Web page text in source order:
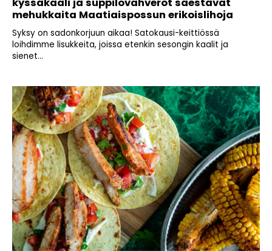
kyssäkaali ja suppilovahverot säestävät
mehukkaita Maatiaispossun erikoislihoja
Syksy on sadonkorjuun aikaa! Satokausi-keittiössä
loihdimme lisukkeita, joissa etenkin sesongin kaalit ja
sienet...